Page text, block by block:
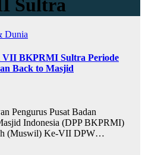
Sultra
Dunia
BKPRMI Sultra Periode
Back to Masjid
Pengurus Pusat Badan
Indonesia (DPP BKPRMI)
(Muswil) Ke-VII DPW…